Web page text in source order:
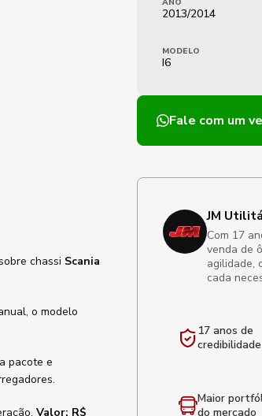
ANO
2013/2014
MODELO
I6
Fale com um
chassi Scania
o modelo
pacote e
Valor: R$
JM
Com 17
venda de
agilidade,
cada
17 anos de
credibilidade
Maior
do mercado